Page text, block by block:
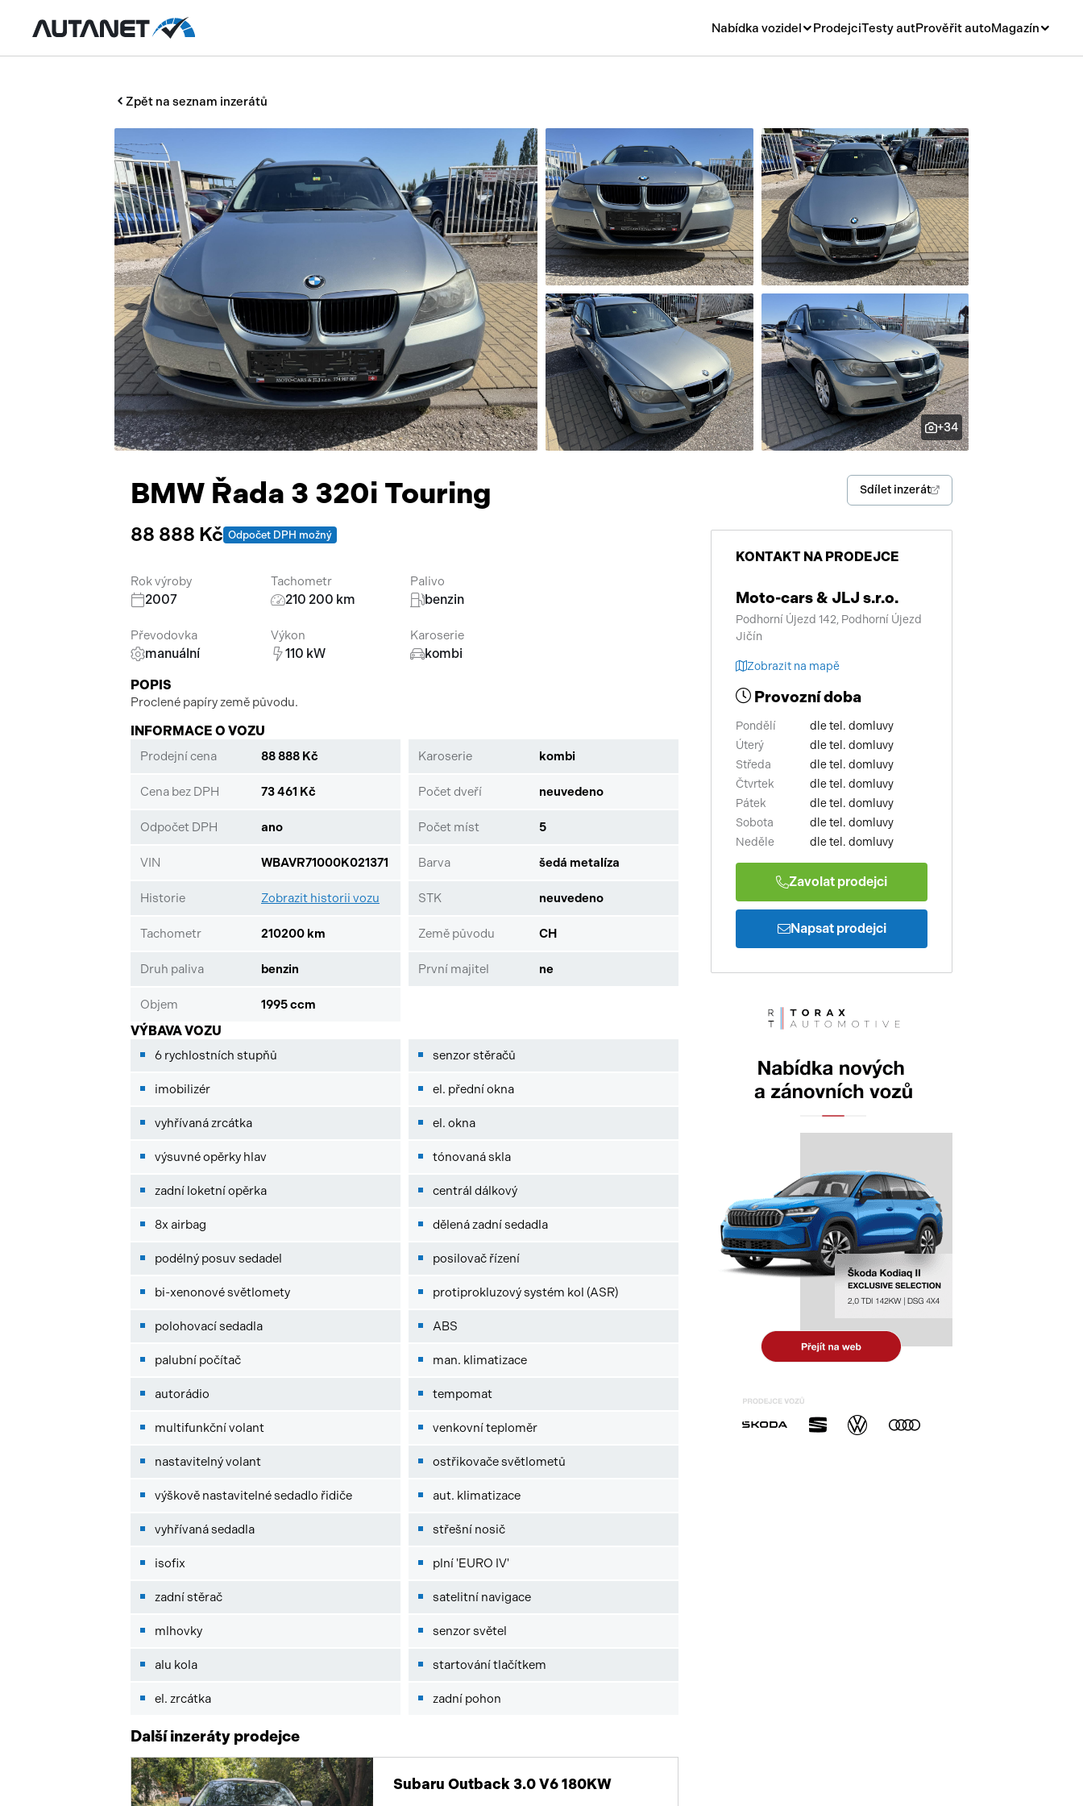
Nabídka vozidel
Nákladní
Obytná
Motorky
Přívěsy a návěsy
Autobusy
Pracovní stroje
Náhradní díly
Příslušenství
ProdejciTesty autPrověřit autoMagazín
Nové modely
Ojetiny
Auto a život
Videa
Zpět na seznam inzerátů
+34
BMW Řada 3 320i Touring
88 888 Kč Odpočet DPH možný
Rok výroby
2007
Tachometr
210 200 km
Palivo
benzin
Převodovka
manuální
Výkon
110 kW
Karoserie
kombi
POPIS
Proclené papíry země původu.
INFORMACE O VOZU
Prodejní cena 88 888 Kč
Cena bez DPH 73 461 Kč
Odpočet DPH ano
VIN WBAVR71000K021371
Historie Zobrazit historii vozu
Tachometr 210200 km
Druh paliva benzin
Objem 1995 ccm
Karoserie kombi
Počet dveří neuvedeno
Počet míst 5
Barva šedá metalíza
STK neuvedeno
Země původu CH
První majitel ne
VÝBAVA VOZU
6 rychlostních stupňů
imobilizér
vyhřívaná zrcátka
výsuvné opěrky hlav
zadní loketní opěrka
8x airbag
podélný posuv sedadel
bi-xenonové světlomety
polohovací sedadla
palubní počítač
autorádio
multifunkční volant
nastavitelný volant
výškově nastavitelné sedadlo řidiče
vyhřívaná sedadla
isofix
zadní stěrač
mlhovky
alu kola
el. zrcátka
senzor stěračů
el. přední okna
el. okna
tónovaná skla
centrál dálkový
dělená zadní sedadla
posilovač řízení
protiprokluzový systém kol (ASR)
ABS
man. klimatizace
tempomat
venkovní teploměr
ostřikovače světlometů
aut. klimatizace
střešní nosič
plní 'EURO IV'
satelitní navigace
senzor světel
startování tlačítkem
zadní pohon
Další inzeráty prodejce
Subaru Outback 3.0 V6 180KW
Sdílet inzerát
KONTAKT NA PRODEJCE
Moto-cars & JLJ s.r.o.
Podhorní Újezd 142, Podhorní Újezd
Jičín
Zobrazit na mapě
Provozní doba
Pondělí
dle tel. domluvy
Úterý
dle tel. domluvy
Středa
dle tel. domluvy
Čtvrtek
dle tel. domluvy
Pátek
dle tel. domluvy
Sobota
dle tel. domluvy
Neděle
dle tel. domluvy
Zavolat prodejci
Napsat prodejci